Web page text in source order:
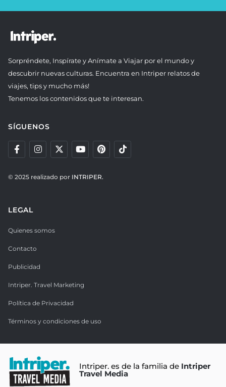
Sorpréndete, Inspírate y Anímate a Viajar por el mundo y
descubrir nuevas culturas. Encuentra en Intriper relatos de
viajes, tips y mucho más!
Tenemos los contenidos que te interesan.
SÍGUENOS
© 2025 realizado por INTRIPER.
LEGAL
Quienes somos
Contacto
Publicidad
Intriper. Travel Marketing
Política de Privacidad
Términos y condiciones de uso
Intriper. es de la familia de Intriper
Travel Media